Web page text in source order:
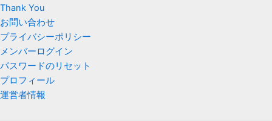
Thank You
お問い合わせ
プライバシーポリシー
メンバーログイン
パスワードのリセット
プロフィール
運営者情報